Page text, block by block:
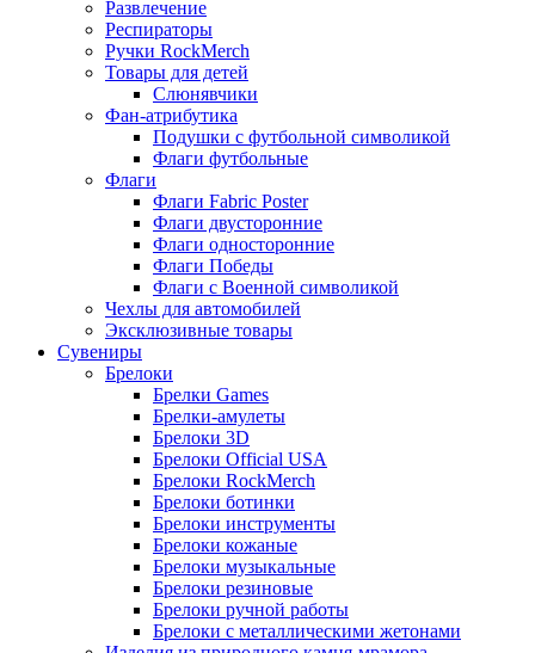
Развлечение
Респираторы
Ручки RockMerch
Товары для детей
Слюнявчики
Фан-атрибутика
Подушки с футбольной символикой
Флаги футбольные
Флаги
Флаги Fabric Poster
Флаги двусторонние
Флаги односторонние
Флаги Победы
Флаги с Военной символикой
Чехлы для автомобилей
Эксклюзивные товары
Сувениры
Брелоки
Брелки Games
Брелки-амулеты
Брелоки 3D
Брелоки Official USA
Брелоки RockMerch
Брелоки ботинки
Брелоки инструменты
Брелоки кожаные
Брелоки музыкальные
Брелоки резиновые
Брелоки ручной работы
Брелоки с металлическими жетонами